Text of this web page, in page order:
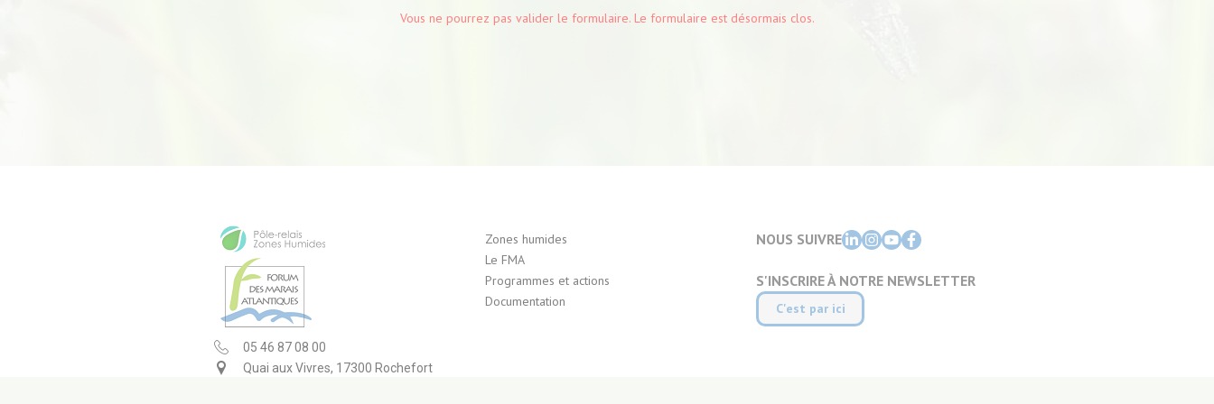
Vous ne pourrez pas valider le formulaire. Le formulaire est désormais clos.
05 46 87 08 00
Quai aux Vivres, 17300 Rochefort
Zones humides
Le FMA
Programmes et actions
Documentation
NOUS SUIVRE
S'INSCRIRE À NOTRE NEWSLETTER
C'est par ici